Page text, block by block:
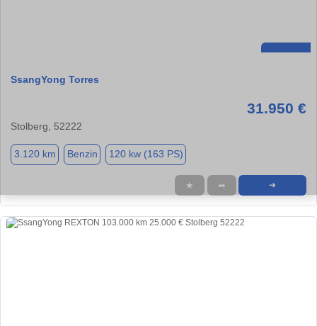
SsangYong Torres
31.950 €
Stolberg, 52222
3.120 km Benzin 120 kw (163 PS)
★ ➦ ➜